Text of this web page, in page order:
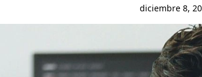
diciembre 8,